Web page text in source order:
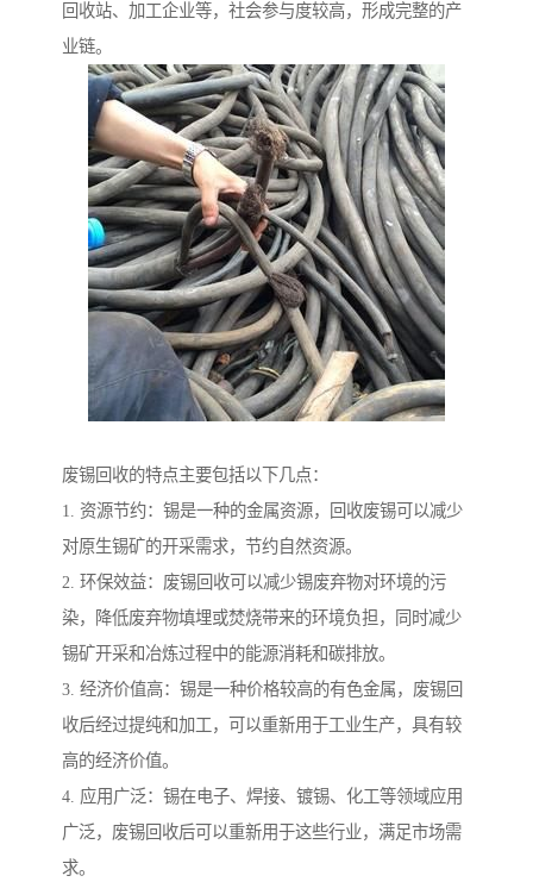
回收站、加工企业等，社会参与度较高，形成完整的产
业链。
废锡回收的特点主要包括以下几点：
1. 资源节约：锡是一种的金属资源，回收废锡可以减少
对原生锡矿的开采需求，节约自然资源。
2. 环保效益：废锡回收可以减少锡废弃物对环境的污
染，降低废弃物填埋或焚烧带来的环境负担，同时减少
锡矿开采和冶炼过程中的能源消耗和碳排放。
3. 经济价值高：锡是一种价格较高的有色金属，废锡回
收后经过提纯和加工，可以重新用于工业生产，具有较
高的经济价值。
4. 应用广泛：锡在电子、焊接、镀锡、化工等领域应用
广泛，废锡回收后可以重新用于这些行业，满足市场需
求。